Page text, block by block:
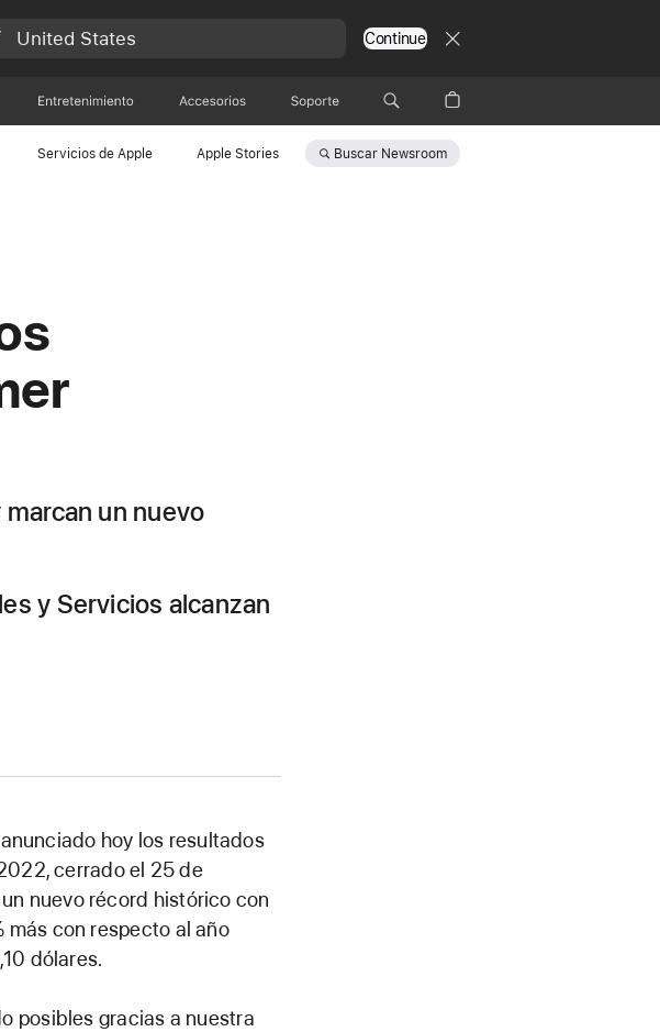
United States Continue
Entretenimiento Accesorios Soporte
Servicios de Apple Apple Stories Buscar Newsroom
un nuevo
y Servicios alcanzan
hoy los resultados
cerrado el 25 de
nuevo récord histórico con
más con respecto al año
dólares.
posibles gracias a nuestra